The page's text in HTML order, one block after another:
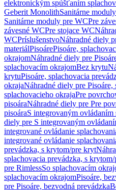
elektronickým spúšťaním
Geberit MonolithSanitárne
Sanitárne moduly pre WCPre
závesné WCPre stojace WC
WCPríslušenstvoNáhradné diely
materiálPisoárePisoáre,
okrajomNáhradné diely pre
splachovacím okrajomBez krytu
krytuPisoáre, splachovacia
okrajaNáhradné diely pre
splachovacieho okrajaPre
pisoáraNáhradné diely pre Pre
pisoáraS integrovaným
diely pre S integrovaným
integrované ovládanie
integrované ovládanie
prevádzka, s krytom/pre kryt
splachovacia prevádzka, s
pre RimlessSo splachovacím
splachovacím okrajomPisoáre,
pre Pisoáre, bezvodná prevádzka